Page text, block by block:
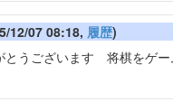
12/07 08:18, 履歴)
とうございます 将棋をゲ